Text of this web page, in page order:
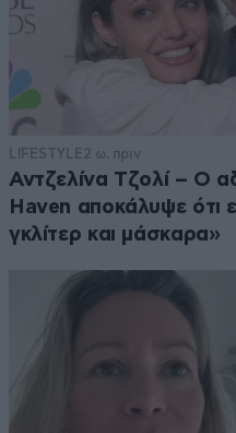
LIFESTYLE 2 ω. πριν
Αντζελίνα Τζολί – Ο
Haven αποκάλυψε ότι
γκλίτερ και μάσκαρα»